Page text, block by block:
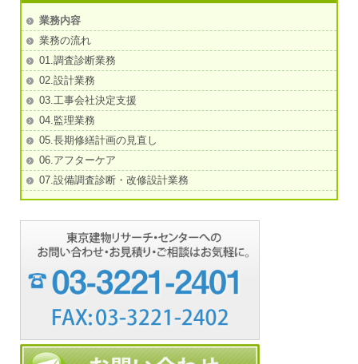
業務内容
業務の流れ
01.調査診断業務
02.設計業務
03.工事会社決定支援
04.監理業務
05.長期修繕計画の見直し
06.アフターケア
07.設備調査診断・改修設計業務